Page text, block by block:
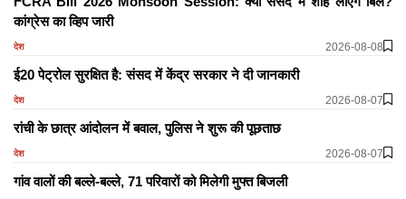
कांग्रेस का व्हिप जारी
देश 2026-08-08
ई20 पेट्रोल सुरक्षित है: संसद में केंद्र सरकार ने दी जानकारी
देश 2026-08-07
रांची के छात्र आंदोलन में बवाल, पुलिस ने शुरू की पूछताछ
देश 2026-08-07
गांव वालों की बल्ले-बल्ले, 71 परिवारों को मिलेगी मुफ्त बिजली